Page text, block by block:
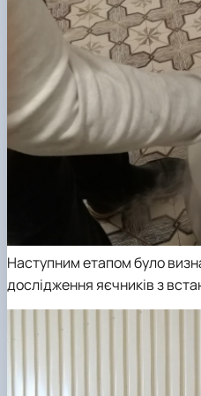
Наступним етапом було
дослідження яєчників з